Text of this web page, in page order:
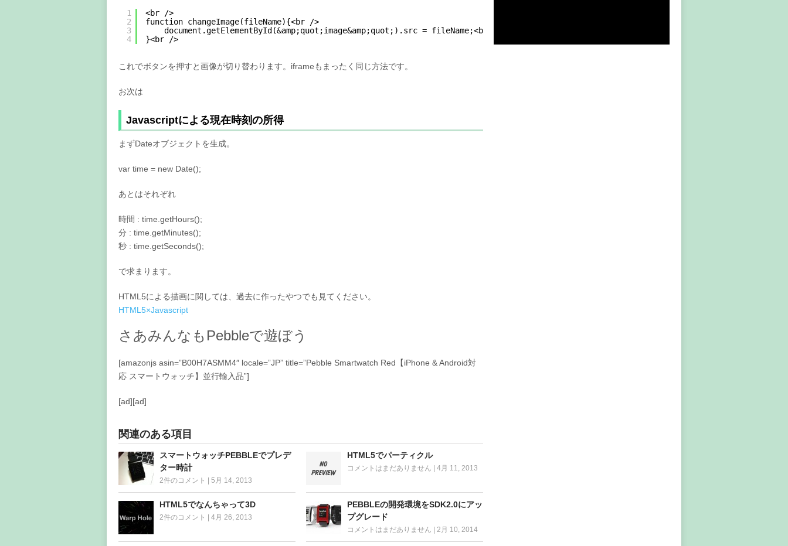
1
2
3
4
<br />
function changeImage(fileName){<br />
document.getElementById(&amp;quot;image&amp;quot;).src = fileName;<br />
}<br />
これでボタンを押すと画像が切り替わります。iframeもまったく同じ方法です。
お次は
Javascriptによる現在時刻の所得
まずDateオブジェクトを生成。
var time = new Date();
あとはそれぞれ
時間 : time.getHours();
分 : time.getMinutes();
秒 : time.getSeconds();
で求まります。
HTML5による描画に関しては、過去に作ったやつでも見てください。
HTML5×Javascript
さあみんなもPebbleで遊ぼう
[amazonjs asin=”B00H7ASMM4″ locale=”JP” title=”Pebble Smartwatch Red【iPhone & Android対
応 スマートウォッチ】並行輸入品”]
[ad][ad]
関連のある項目
スマートウォッチPEBBLEでプレデ
ター時計
2件のコメント 5月 14, 2013
HTML5でパーティクル
コメントはまだありません |4月 11, 2013
HTML5でなんちゃって3D
2件のコメント 4月 26, 2013
PEBBLEの開発環境をSDK2.0にアッ
プグレード
コメントはまだありません |2月 10, 2014